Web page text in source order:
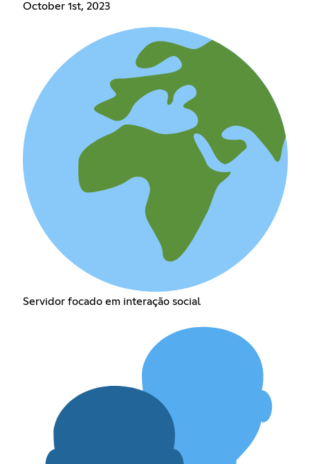
October 1st, 2023
Servidor focado em interação social